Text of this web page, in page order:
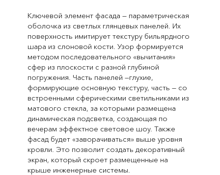
Ключевой элемент фасада — параметрическая
оболочка из светлых глянцевых панелей. Их
поверхность имитирует текстуру бильярдного
шара из слоновой кости. Узор формируется
методом последовательного «вычитания»
сфер из плоскости с разной глубиной
погружения. Часть панелей —глухие,
формирующие основную текстуру, часть — со
встроенными сферическими светильниками из
матового стекла, за которыми размещена
динамическая подсветка, создающая по
вечерам эффектное световое шоу. Также
фасад будет «заворачиваться» выше уровня
кровли. Это позволит создать декоративный
экран, который скроет размещенные на
крыше инженерные системы.